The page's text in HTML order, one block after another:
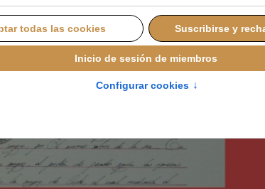
NOVIEMBRE 2025 09:03